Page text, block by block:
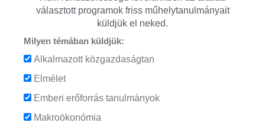
választott programok friss műhelytanulmányait
küldjük el neked.
Milyen témában küldjük:
Alkalmazott közgazdaságtan
Elmélet
Emberi erőforrás tanulmányok
Makroökonómia